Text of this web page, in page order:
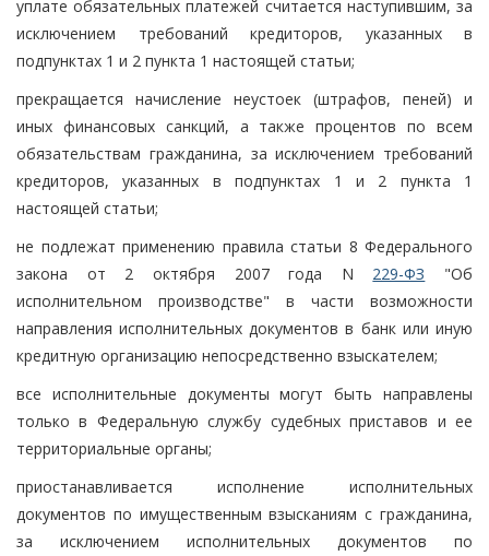
уплате обязательных платежей считается наступившим, за
исключением требований кредиторов, указанных в
подпунктах 1 и 2 пункта 1 настоящей статьи;
прекращается начисление неустоек (штрафов, пеней) и
иных финансовых санкций, а также процентов по всем
обязательствам гражданина, за исключением требований
кредиторов, указанных в подпунктах 1 и 2 пункта 1
настоящей статьи;
не подлежат применению правила статьи 8 Федерального
закона от 2 октября 2007 года N 229-ФЗ "Об
исполнительном производстве" в части возможности
направления исполнительных документов в банк или иную
кредитную организацию непосредственно взыскателем;
все исполнительные документы могут быть направлены
только в Федеральную службу судебных приставов и ее
территориальные органы;
приостанавливается исполнение исполнительных
документов по имущественным взысканиям с гражданина,
за исключением исполнительных документов по